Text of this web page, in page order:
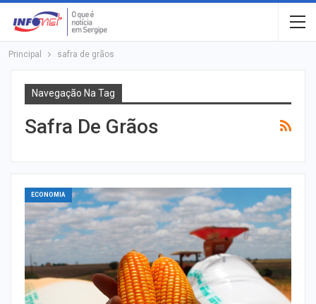
Principal safra de grãos
Navegação Na Tag
Safra De Grãos
ECONOMIA